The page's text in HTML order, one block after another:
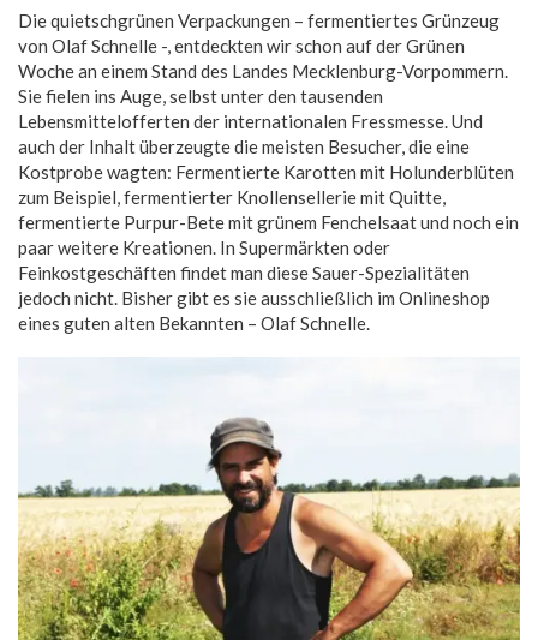
Die quietschgrünen Verpackungen – fermentiertes Grünzeug
von Olaf Schnelle -, entdeckten wir schon auf der Grünen
Woche an einem Stand des Landes Mecklenburg-Vorpommern.
Sie fielen ins Auge, selbst unter den tausenden
Lebensmittelofferten der internationalen Fressmesse. Und
auch der Inhalt überzeugte die meisten Besucher, die eine
Kostprobe wagten: Fermentierte Karotten mit Holunderblüten
zum Beispiel, fermentierter Knollensellerie mit Quitte,
fermentierte Purpur-Bete mit grünem Fenchelsaat und noch ein
paar weitere Kreationen. In Supermärkten oder
Feinkostgeschäften findet man diese Sauer-Spezialitäten
jedoch nicht. Bisher gibt es sie ausschließlich im Onlineshop
eines guten alten Bekannten – Olaf Schnelle.